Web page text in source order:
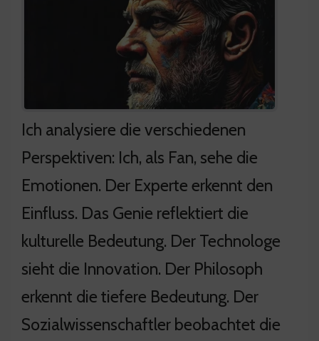
Ich analysiere die verschiedenen
Perspektiven: Ich, als Fan, sehe die
Emotionen. Der Experte erkennt den
Einfluss. Das Genie reflektiert die
kulturelle Bedeutung. Der Technologe
sieht die Innovation. Der Philosoph
erkennt die tiefere Bedeutung. Der
Sozialwissenschaftler beobachtet die